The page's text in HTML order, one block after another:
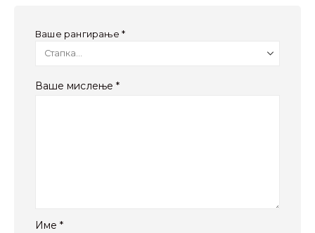
Ваше рангирање *
Ваше мислење *
Име*